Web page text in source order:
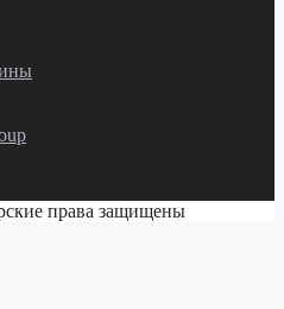
права защищены